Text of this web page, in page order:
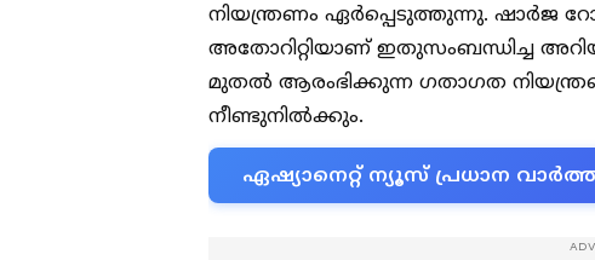
നിയന്ത്രണം ഏർപ്പെടുത്തുന്നു. ഷാർജ
അതോറിറ്റിയാണ് ഇതുസംബന്ധിച്ച
മുതൽ ആരംഭിക്കുന്ന ഗതാഗത
നീണ്ടുനിൽക്കും.
ഏഷ്യാനെറ്റ് ന്യൂസ് പ്രധാന